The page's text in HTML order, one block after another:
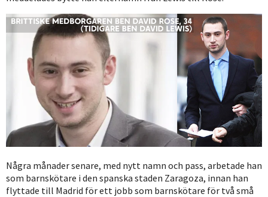
Några månader senare, med nytt namn och pass, arbetade han
som barnskötare i den spanska staden Zaragoza, innan han
flyttade till Madrid för ett jobb som barnskötare för två små